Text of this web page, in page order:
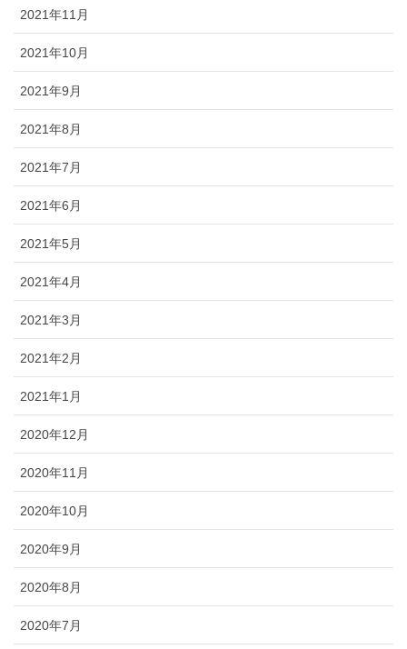
2021年11月
2021年10月
2021年9月
2021年8月
2021年7月
2021年6月
2021年5月
2021年4月
2021年3月
2021年2月
2021年1月
2020年12月
2020年11月
2020年10月
2020年9月
2020年8月
2020年7月